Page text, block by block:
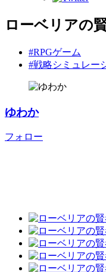
ローベリアの
#RPGゲーム
#戦略シミュレー
ゆわか
フォロー